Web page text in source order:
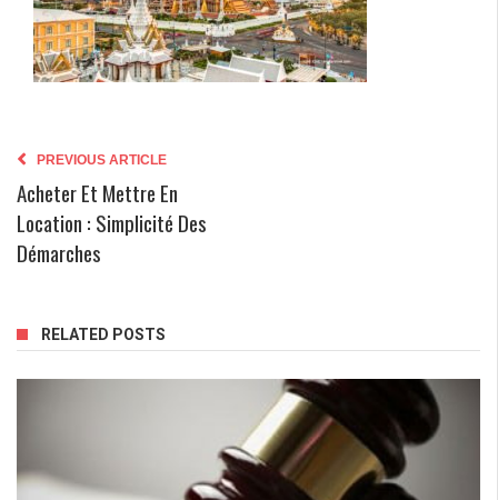
PREVIOUS ARTICLE
Acheter Et Mettre En
Location : Simplicité Des
Démarches
RELATED POSTS